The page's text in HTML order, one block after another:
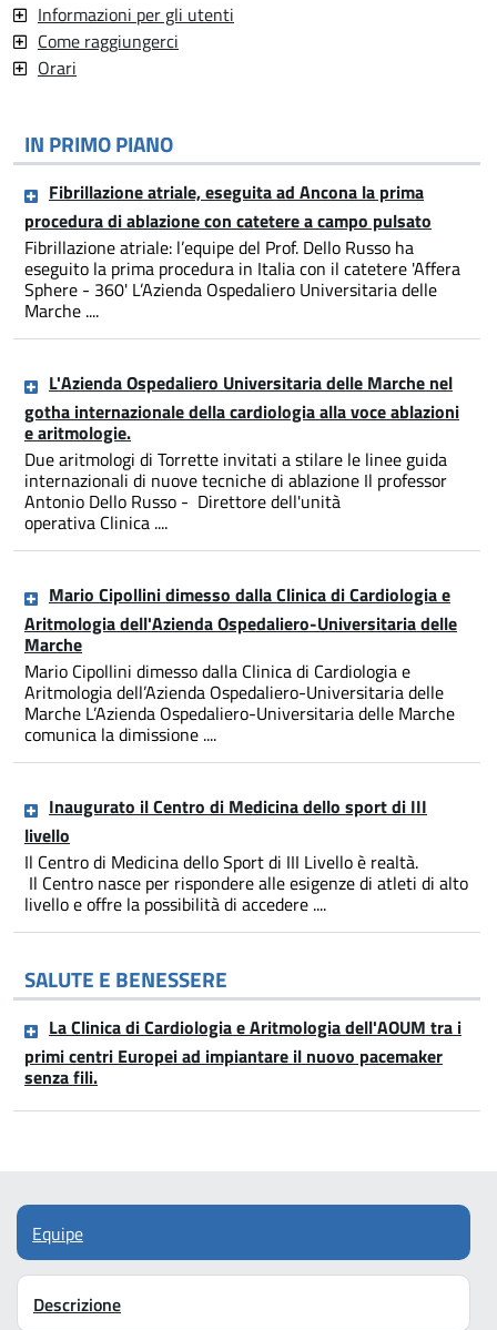
Informazioni per gli utenti
Come raggiungerci
Orari
IN PRIMO PIANO
Fibrillazione atriale, eseguita ad Ancona la prima
procedura di ablazione con catetere a campo pulsato
Fibrillazione atriale: l’equipe del Prof. Dello Russo ha
eseguito la prima procedura in Italia con il catetere 'Affera
Sphere - 360' L’Azienda Ospedaliero Universitaria delle
Marche ....
L'Azienda Ospedaliero Universitaria delle Marche nel
gotha internazionale della cardiologia alla voce ablazioni
e aritmologie.
Due aritmologi di Torrette invitati a stilare le linee guida
internazionali di nuove tecniche di ablazione Il professor
Antonio Dello Russo - Direttore dell'unità
operativa Clinica ....
Mario Cipollini dimesso dalla Clinica di Cardiologia e
Aritmologia dell'Azienda Ospedaliero-Universitaria delle
Marche
Mario Cipollini dimesso dalla Clinica di Cardiologia e
Aritmologia dell’Azienda Ospedaliero-Universitaria delle
Marche L’Azienda Ospedaliero-Universitaria delle Marche
comunica la dimissione ....
Inaugurato il Centro di Medicina dello sport di III
livello
Il Centro di Medicina dello Sport di III Livello è realtà.
Il Centro nasce per rispondere alle esigenze di atleti di alto
livello e offre la possibilità di accedere ....
SALUTE E BENESSERE
La Clinica di Cardiologia e Aritmologia dell'AOUM tra i
primi centri Europei ad impiantare il nuovo pacemaker
senza fili.
Equipe
Descrizione